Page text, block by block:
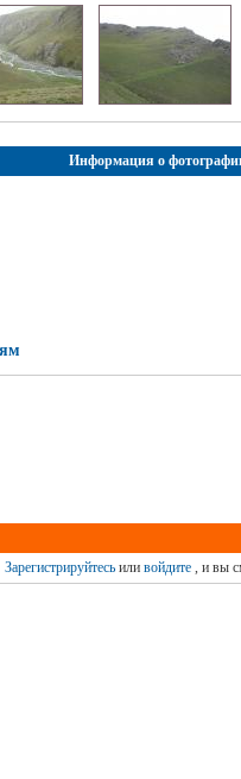
Информация о
Зарегистрируйтесьили войдите, и вы